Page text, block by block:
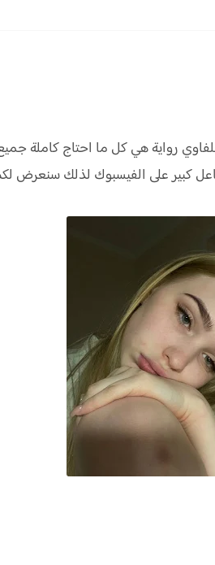
روايةهي كل ما احتاج كاملة
كبير على الفيسبوك لذلك سنعرض